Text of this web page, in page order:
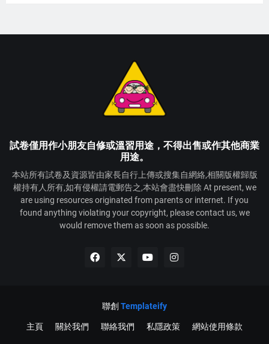
試卷僅用作小朋友自修或溫習用途，不得出售或作其他商業
用途。
本站所有試卷及資源皆由家長自行上傳或搜集自網絡,相關版權歸版
權持有人所有,如有侵權請電郵告之,本站會盡快刪除 At present, we
are using resources originated from parents or internet. If you
found anything violating your copyright, please contact us, we
would remove them as soon as possible.
聯創 Templateify
主頁 關於我們 聯絡我們 私隱政策 網站使用條款